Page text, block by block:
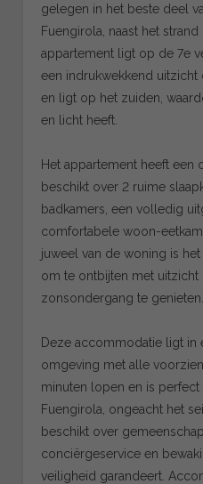
gelegen in het beste deel
Fuengirola, naast het
appartement ligt op de 7e
een indrukwekkend
en ligt op het zuiden,
en licht heeft.
Het appartement heeft een
beschikt over 2 ruime
badkamers, een volledig
comfortabele woon-
juweel van de woning is het
om te ontbijten met
zonsondergang te genieten.
Deze accommodatie ligt in
omgeving met alle
minuten lopen en is perfect
Fuengirola, ongeacht het
beschikt over
conciërgeservice en
veiligheid garandeert.